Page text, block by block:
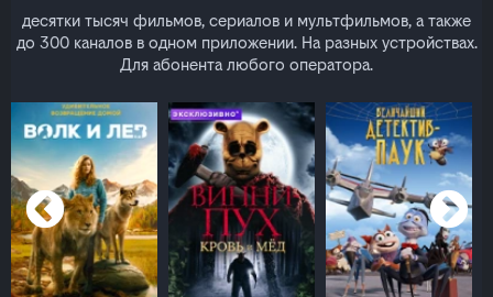
десятки тысяч фильмов, сериалов и мультфильмов, а также
до 300 каналов в одном приложении. На разных устройствах.
Для абонента любого оператора.